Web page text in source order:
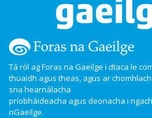
Tá ról ag Foras na Gaeilge i dtaca le
thuaidh agus theas, agus ar
sna hearnálacha
príobháideacha agus deonacha i
nGaeilge.